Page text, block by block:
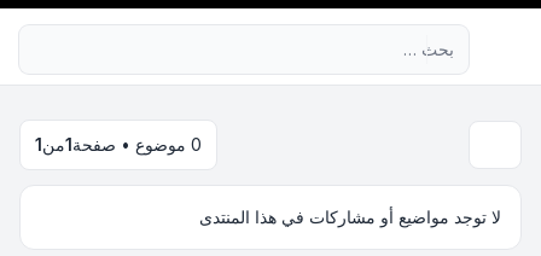
0 موضوع • صفحة 1من1
لا توجد مواضيع أو مشاركات في هذا المنتدى